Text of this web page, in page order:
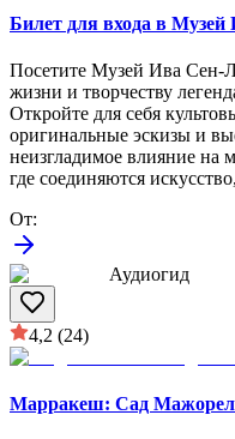
Билет для входа в
Посетите Музей Ива Сен-
жизни и творчеству
Откройте для себя
оригинальные эскизы и
неизгладимое влияние на
где соединяются
От:
Аудиогид
4,2 (24)
Марракеш: Сад